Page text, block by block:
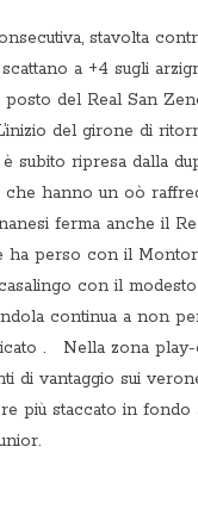
stavolta
a +4 sugli
del Real San
del girone di
subito ripresa dalla
che hanno un oò
ferma anche il
ha perso con il
con il
continua a non
. Nella zona play-
di vantaggio sui
più staccato in fondo